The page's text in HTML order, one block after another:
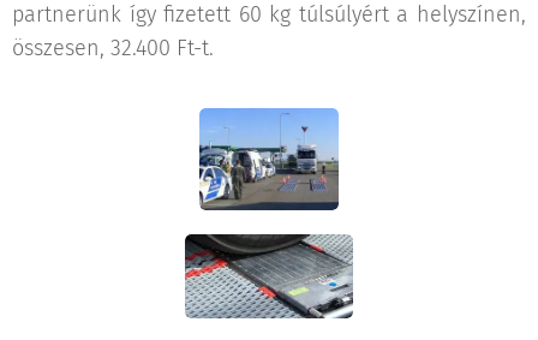
partnerünk így fizetett 60 kg túlsúlyért a helyszínen,
összesen, 32.400 Ft-t.